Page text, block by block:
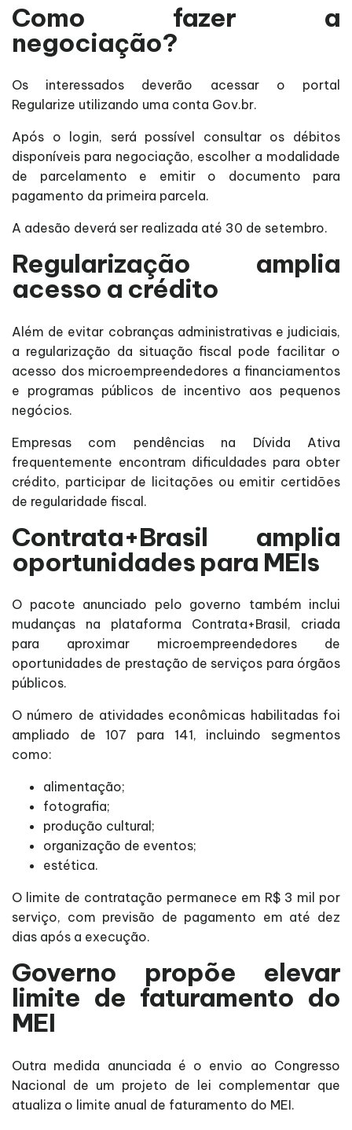
Como fazer a
negociação?
Os interessados deverão acessar o portal
Regularize utilizando uma conta Gov.br.
Após o login, será possível consultar os débitos
disponíveis para negociação, escolher a modalidade
de parcelamento e emitir o documento para
pagamento da primeira parcela.
A adesão deverá ser realizada até 30 de setembro.
Regularização amplia
acesso a crédito
Além de evitar cobranças administrativas e judiciais,
a regularização da situação fiscal pode facilitar o
acesso dos microempreendedores a financiamentos
e programas públicos de incentivo aos pequenos
negócios.
Empresas com pendências na Dívida Ativa
frequentemente encontram dificuldades para obter
crédito, participar de licitações ou emitir certidões
de regularidade fiscal.
Contrata+Brasil amplia
oportunidades para MEIs
O pacote anunciado pelo governo também inclui
mudanças na plataforma Contrata+Brasil, criada
para aproximar microempreendedores de
oportunidades de prestação de serviços para órgãos
públicos.
O número de atividades econômicas habilitadas foi
ampliado de 107 para 141, incluindo segmentos
como:
alimentação;
fotografia;
produção cultural;
organização de eventos;
estética.
O limite de contratação permanece em R$ 3 mil por
serviço, com previsão de pagamento em até dez
dias após a execução.
Governo propõe elevar
limite de faturamento do
MEI
Outra medida anunciada é o envio ao Congresso
Nacional de um projeto de lei complementar que
atualiza o limite anual de faturamento do MEI.